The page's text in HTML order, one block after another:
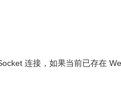
连接，如果当前已存在